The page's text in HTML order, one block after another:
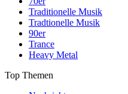
Traditionelle Musik
Tradtionelle Musik
90er
Trance
Heavy Metal
Top Themen